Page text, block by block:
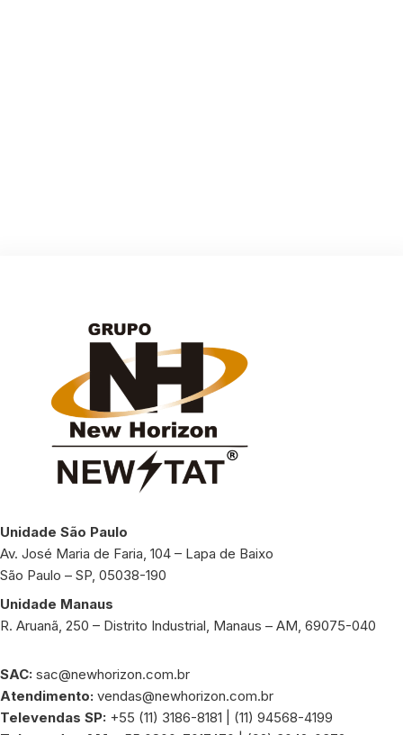
Unidade São Paulo
Av. José Maria de Faria, 104 – Lapa de Baixo
São Paulo – SP, 05038-190
Unidade Manaus
R. Aruanã, 250 – Distrito Industrial, Manaus – AM, 69075-040
SAC: sac@newhorizon.com.br
Atendimento: vendas@newhorizon.com.br
Televendas SP: +55 (11) 3186-8181 | (11) 94568-4199